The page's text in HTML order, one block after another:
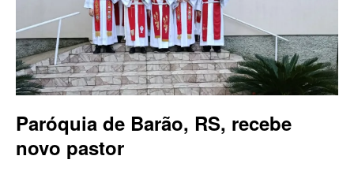
Paróquia de Barão, RS, recebe
novo pastor